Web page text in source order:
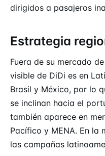
dirigidos a pasajeros
Estrategia
Fuera de su mercado
visible de DiDi es en
Brasil y México, por lo
se inclinan hacia el
también aparece en
Pacífico y MENA. En la
las campañas